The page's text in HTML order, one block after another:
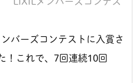
バーズコンテストに入賞さ
！これで、7回連続10回